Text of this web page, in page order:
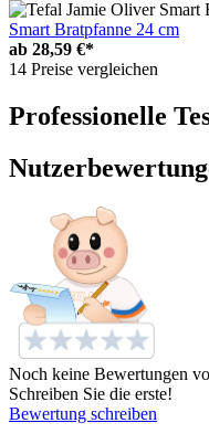
Smart Bratpfanne 24 cm
ab 28,59 €*
14 Preise vergleichen
Professionelle
Noch keine Bewertungen
Schreiben Sie die erste!
Bewertung schreiben